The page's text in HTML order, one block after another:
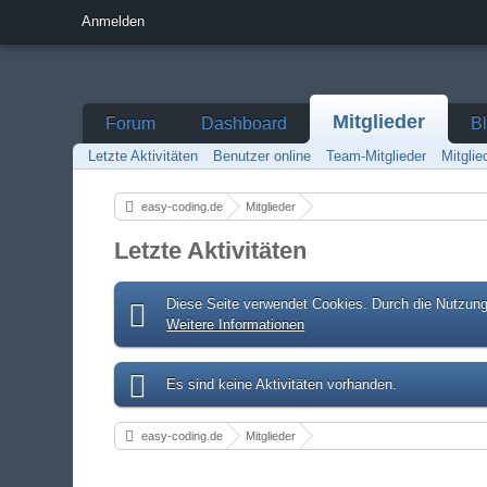
Anmelden
Forum Dashboard Mitglieder
Letzte Aktivitäten Benutzer online Team-Mitglieder
easy-coding.de Mitglieder
Letzte Aktivitäten
Diese Seite verwendet Cookies. Durch die
Weitere Informationen
Es sind keine Aktivitäten vorhanden.
easy-coding.de Mitglieder